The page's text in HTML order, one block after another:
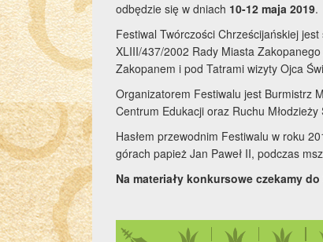
odbędzie się w dniach 10-12 maja 2019.
Festiwal Twórczości Chrześcijańskiej
XLIII/437/2002 Rady Miasta
Zakopanem i pod Tatrami wizyty Ojca
Organizatorem Festiwalu jest Burmistrz
Centrum Edukacji oraz Ruchu Młodzieży
Hasłem przewodnim Festiwalu w roku
górach papież Jan Paweł II, podczas
Na materiały konkursowe czekamy